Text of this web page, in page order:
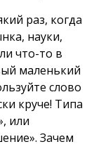
раз, когда
науки,
что-то в
маленький
слово
круче! Типа
или
Зачем